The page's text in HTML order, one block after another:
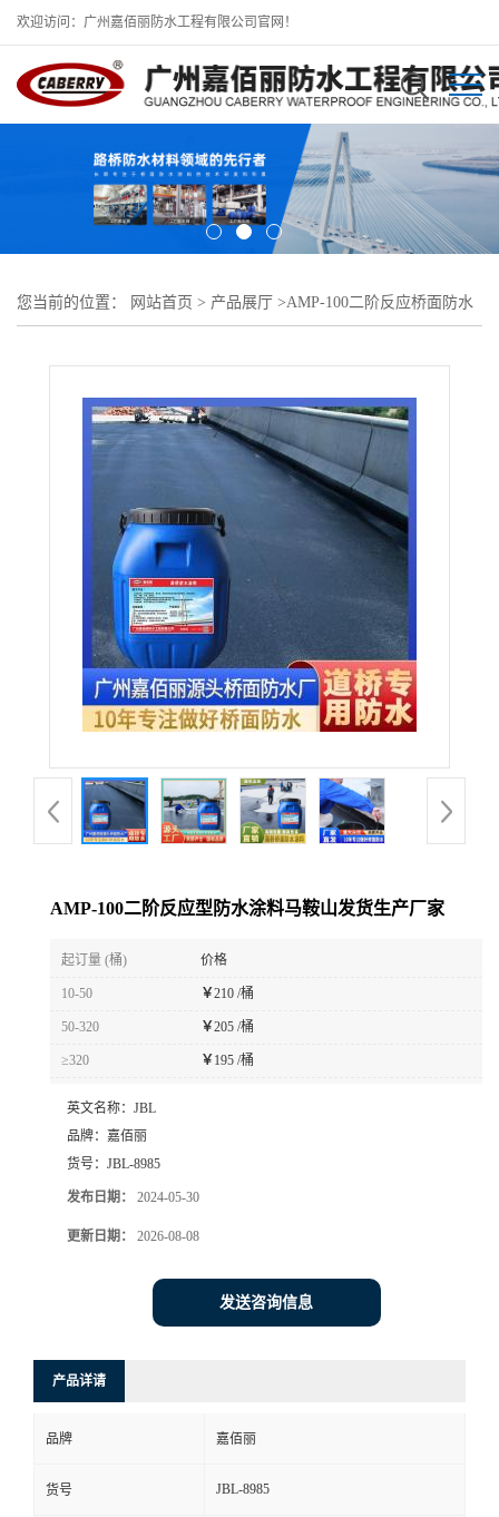
欢迎访问：广州嘉佰丽防水工程有限公司官网！
您当前的位置： 网站首页 > 产品展厅 >AMP-100二阶反应桥面防水
AMP-100二阶反应型防水涂料马鞍山发货生产厂家
起订量 (桶) 价格
10-50 ￥210 /桶
50-320 ￥205 /桶
≥320 ￥195 /桶
英文名称： JBL
品牌： 嘉佰丽
货号： JBL-8985
发布日期： 2024-05-30
更新日期： 2026-08-08
发送咨询信息
产品详请
品牌 嘉佰丽
货号 JBL-8985